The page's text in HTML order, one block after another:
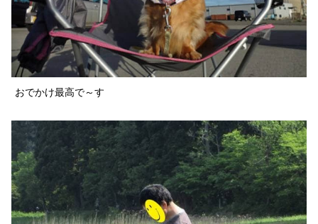
おでかけ最高で～す